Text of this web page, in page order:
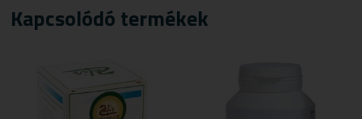
Kapcsolódó termékek